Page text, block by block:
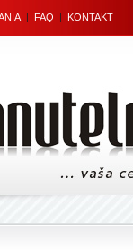
| FAQ | KONTAKT